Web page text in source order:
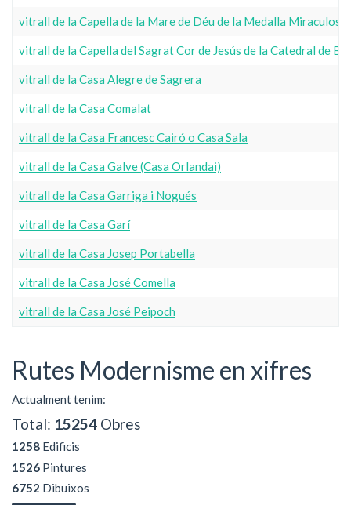
vitrall de la Capella de la Mare de Déu de la Medalla
vitrall de la Capella del Sagrat Cor de Jesús de la Catedral de
vitrall de la Casa Alegre de Sagrera
vitrall de la Casa Comalat
vitrall de la Casa Francesc Cairó o Casa Sala
vitrall de la Casa Galve (Casa Orlandai)
vitrall de la Casa Garriga i Nogués
vitrall de la Casa Garí
vitrall de la Casa Josep Portabella
vitrall de la Casa José Comella
vitrall de la Casa José Peipoch
Rutes Modernisme en xifres
Actualment tenim:
Total: 15254 Obres
1258 Edificis
1526 Pintures
6752 Dibuixos